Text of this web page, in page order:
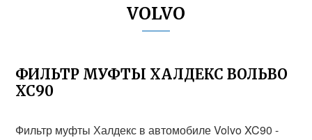
VOLVO
ФИЛЬТР МУФТЫ ХАЛДЕКС ВОЛЬВО
ХС90
Фильтр муфты Халдекс в автомобиле Volvo XC90 -